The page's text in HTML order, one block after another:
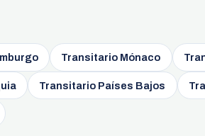
Transitario Mónaco
Transitario Países Bajos